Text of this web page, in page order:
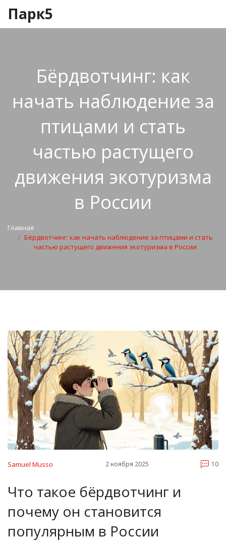
Парк5
Бёрдвотчинг: как
начать наблюдение за
птицами и стать
частью растущего
движения экотуризма
в России
Главная
Бёрдвотчинг: как начать наблюдение за птицами и стать
частью растущего движения экотуризма в России
Samuel Musso 2 ноября 2025 10
Что такое бёрдвотчинг и
почему он становится
популярным в России